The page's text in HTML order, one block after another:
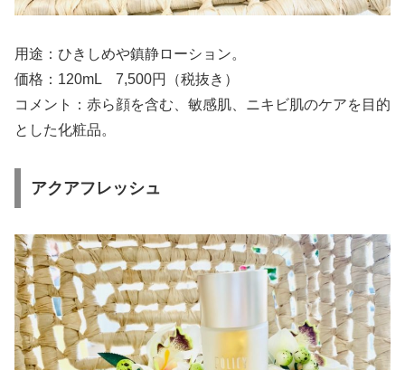
用途：ひきしめや鎮静ローション。
価格：120mL 7,500円（税抜き）
コメント：赤ら顔を含む、敏感肌、ニキビ肌のケアを目的
とした化粧品。
アクアフレッシュ